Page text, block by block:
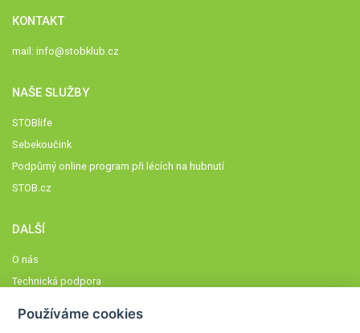
KONTAKT
mail: info@stobklub.cz
NAŠE SLUŽBY
STOBlife
Sebekoučink
Podpůrný online program při lécích na hubnutí
STOB.cz
DALŠÍ
O nás
Technická podpora
Používáme cookies